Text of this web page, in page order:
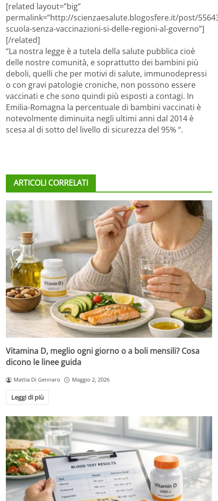
[related layout=”big”
permalink=”http://scienzaesalute.blogosfere.it/post/
scuola-senza-vaccinazioni-si-delle-regioni-al-governo”]
[/related]
“La nostra legge è a tutela della salute pubblica cioè
delle nostre comunità, e soprattutto dei bambini più
deboli, quelli che per motivi di salute, immunodepressi
o con gravi patologie croniche, non possono essere
vaccinati e che sono quindi più esposti a contagi. In
Emilia-Romagna la percentuale di bambini vaccinati è
notevolmente diminuita negli ultimi anni dal 2014 è
scesa al di sotto del livello di sicurezza del 95% “.
ARTICOLI CORRELATI
Vitamina D, meglio ogni giorno o a boli mensili? Cosa
dicono le linee guida
Mattia Di Gennaro Maggio 2, 2026
Leggi di più